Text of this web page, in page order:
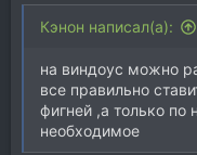
Кэнон написал(а):
на виндоус можно
все правильно
фигней ,а только по
необходимое